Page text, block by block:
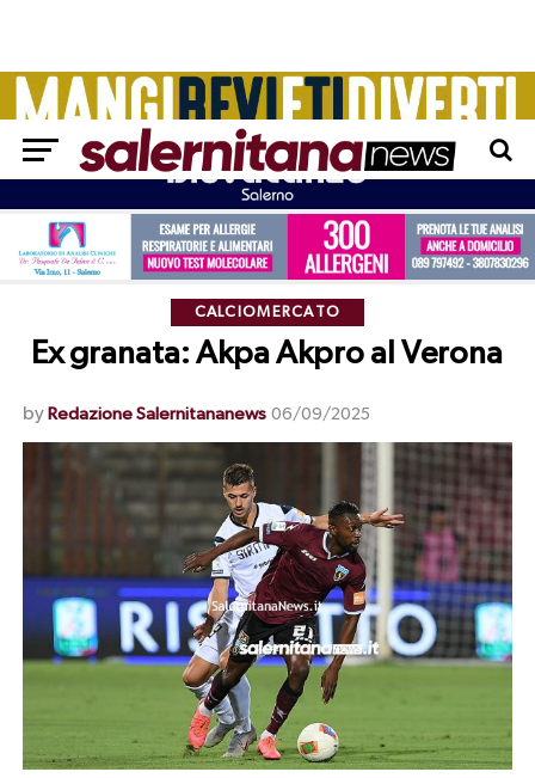
CALCIOMERCATO
Ex granata: Akpa Akpro al Verona
by Redazione Salernitananews 06/09/2025